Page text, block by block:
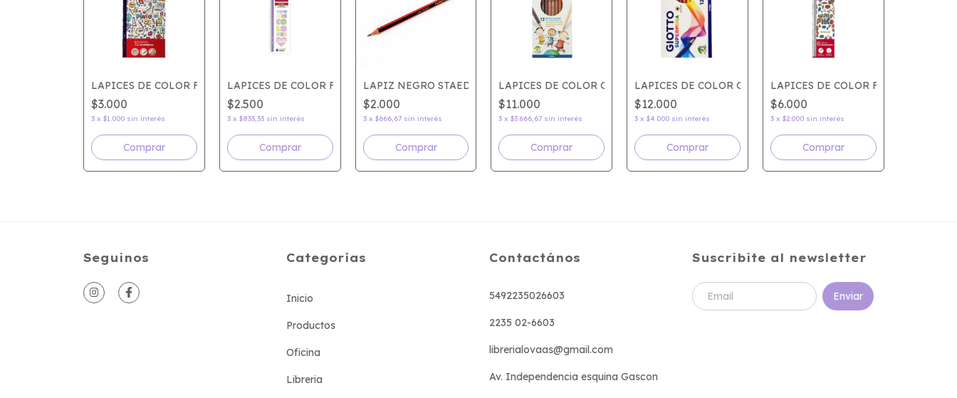
STAEDTLER NORISLAPICES DE COLOR FILGO x12
$3.000
3 x $1.000 sin interés
LAPICES DE COLOR FILGO PASTEL x6
$2.500
3 x $833,33 sin interés
LAPIZ NEGRO STAEDTLER TRADITION
$2.000
3 x $666,67 sin interés
Comprar
LAPICES DE COLOR GIOTTO x12 SKIN TONES
$11.000
3 x$3.666,67 sin interés
LAPICES DE COLOR GIOTTO SUPERMINA x12
$12.000
3 x$4.000 sin interés
LAPICES DE COLOR FILGO
$6.000
3 x$2.000 sin interés
Seguinos Categorías
Inicio
Productos
Oficina
Libreria
Contactános
5492235026603
2235 02-6603
librerialovaas@gmail.com
Av. Independencia esquina Gascon
Suscribite al newsletter